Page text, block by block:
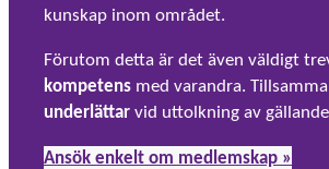
kunskap inom området.
Förutom detta är det även väldigt
kompetens med varandra.
underlättar vid uttolkning av
Ansök enkelt om medlemskap »